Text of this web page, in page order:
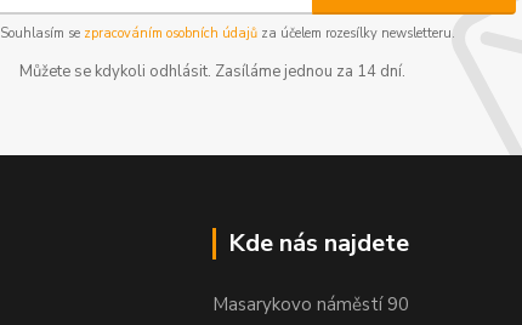
Souhlasím se zpracováním osobních údajůza účelem rozesílky newsletteru.
Můžete se kdykoli odhlásit. Zasíláme jednou za 14 dní.
Kde nás najdete
Masarykovo náměstí 90